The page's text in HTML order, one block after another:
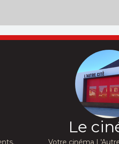
Le
Votre cinéma